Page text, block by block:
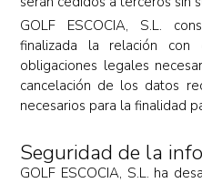
GOLF ESCOCIA, S.L.
finalizada la relación
obligaciones legales
cancelación de los datos
necesarios para la finalidad
Seguridad de la
GOLF ESCOCIA, S.L. ha